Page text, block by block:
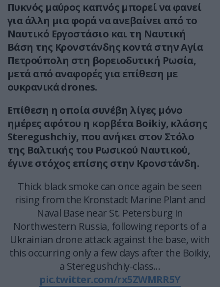
Πυκνός μαύρος καπνός μπορεί να φανεί
για άλλη μια φορά να ανεβαίνει από το
Ναυτικό Εργοστάσιο και τη Ναυτική
Βάση της Κρονστάνδης κοντά στην Αγία
Πετρούπολη στη βορειοδυτική Ρωσία,
μετά από αναφορές για επίθεση με
ουκρανικά drones.
Επίθεση η οποία συνέβη λίγες μόνο
ημέρες αφότου η κορβέτα Boikiy, κλάσης
Steregushchiy, που ανήκει στον Στόλο
της Βαλτικής του Ρωσικού Ναυτικού,
έγινε στόχος επίσης στην Κρονστάνδη.
Thick black smoke can once again be seen
rising from the Kronstadt Marine Plant and
Naval Base near St. Petersburg in
Northwestern Russia, following reports of a
Ukrainian drone attack against the base, with
this occurring only a few days after the Boikiy,
a Steregushchiy-class…
pic.twitter.com/rx5ZWMRR5Y